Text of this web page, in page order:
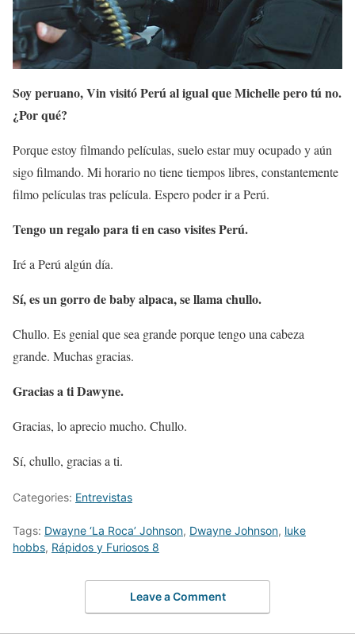
Soy peruano, Vin visitó Perú al igual que Michelle pero tú no.
¿Por qué?
Porque estoy filmando películas, suelo estar muy ocupado y aún
sigo filmando. Mi horario no tiene tiempos libres, constantemente
filmo películas tras película. Espero poder ir a Perú.
Tengo un regalo para ti en caso visites Perú.
Iré a Perú algún día.
Sí, es un gorro de baby alpaca, se llama chullo.
Chullo. Es genial que sea grande porque tengo una cabeza
grande. Muchas gracias.
Gracias a ti Dawyne.
Gracias, lo aprecio mucho. Chullo.
Sí, chullo, gracias a ti.
Categories: Entrevistas
Tags: Dwayne ‘La Roca’ Johnson, Dwayne Johnson, luke
hobbs, Rápidos y Furiosos 8
Leave a Comment